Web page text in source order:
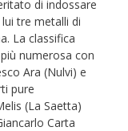
di indossare
tre metalli di
La classifica
numerosa con
Ara (Nulvi) e
pure
(La Saetta)
Carta